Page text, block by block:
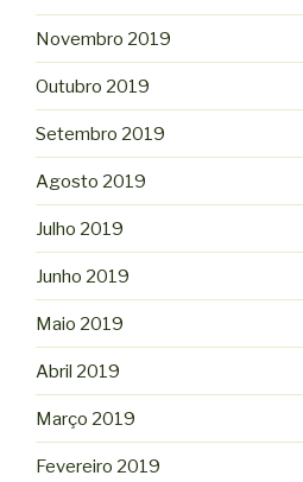
Novembro 2019
Outubro 2019
Setembro 2019
Agosto 2019
Julho 2019
Junho 2019
Maio 2019
Abril 2019
Março 2019
Fevereiro 2019